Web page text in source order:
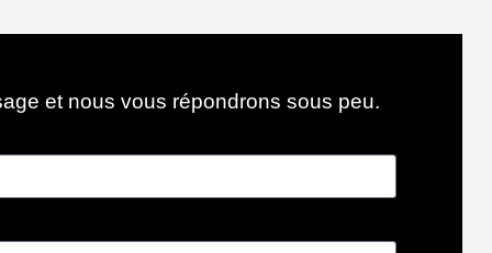
et nous vous répondrons sous peu.